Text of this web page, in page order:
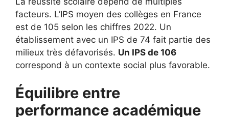
facteurs. L’IPS moyen des collèges en France
est de 105 selon les chiffres 2022. Un
établissement avec un IPS de 74 fait partie des
milieux très défavorisés. Un IPS de 106
correspond à un contexte social plus favorable.
Équilibre entre
performance académique